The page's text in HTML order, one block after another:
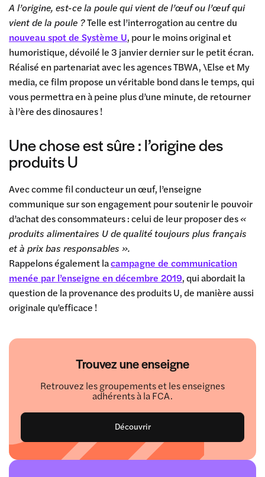
Trouvez une enseigne
Retrouvez les groupements et les enseignes
adhérents à la FCA.
Découvrir
A l’origine, est-ce la poule qui vient de l’œuf ou l’œuf qui
vient de la poule ?Telle est l’interrogation au centre du
nouveau spot de Système U, pour le moins original et
humoristique, dévoilé le 3 janvier dernier sur le petit écran.
Réalisé en partenariat avec les agences TBWA, \Else et My
media, ce film propose un véritable bond dans le temps, qui
vous permettra en à peine plus d’une minute, de retourner
à l’ère des dinosaures !
Une chose est sûre : l’origine des
produits U
Avec comme fil conducteur un œuf, l’enseigne
communique sur son engagement pour soutenir le pouvoir
d’achat des consommateurs : celui de leur proposer des«
produits alimentaires U de qualité toujours plus français
et à prix bas responsables ».
Rappelons également lacampagne de communication
menée par l’enseigne en décembre 2019, qui abordait la
question de la provenance des produits U, de manière aussi
originale qu’efficace !